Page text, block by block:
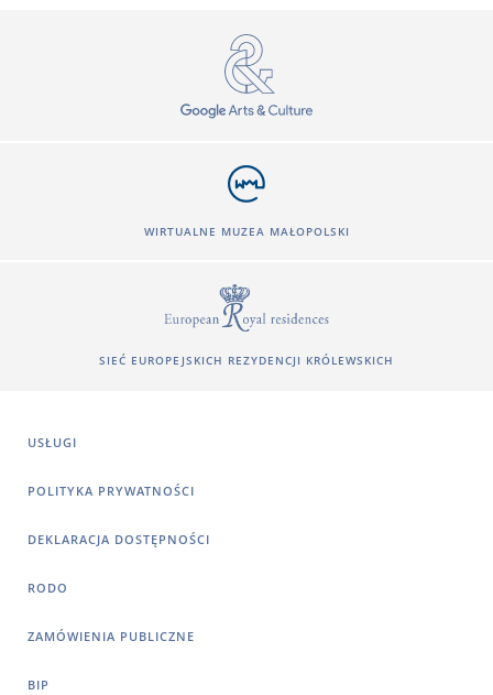
WIRTUALNE MUZEA MAŁOPOLSKI
SIEĆ EUROPEJSKICH REZYDENCJI KRÓLEWSKICH
USŁUGI
POLITYKA PRYWATNOŚCI
DEKLARACJA DOSTĘPNOŚCI
RODO
ZAMÓWIENIA PUBLICZNE
BIP